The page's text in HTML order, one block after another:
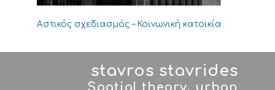
Αστικός σχεδιασμός – Κοινωνική κατοικία
stavros stavrides